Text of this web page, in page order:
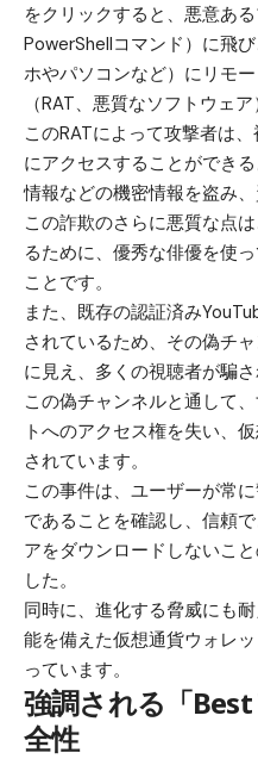
をクリックすると、悪意あ
PowerShellコマンド）に飛
ホやパソコンなど）にリモ
（RAT、悪質なソフトウェ
このRATによって攻撃者は
にアクセスすることができ
情報などの機密情報を盗み、
この詐欺のさらに悪質な点
るために、優秀な俳優を使
ことです。
また、既存の認証済み
されているため、その偽チ
に見え、多くの視聴者が騙さ
この偽チャンネルと通して
トへのアクセス権を失い、
されています。
この事件は、ユーザーが常
であることを確認し、信頼
アをダウンロードしないこ
した。
同時に、進化する脅威にも
能を備えた仮想通貨ウォレ
っています。
強調される「
全性